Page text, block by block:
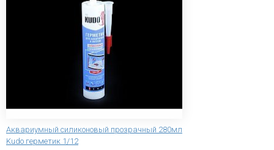
Аквариумный силиконовый прозрачный 280мл
Kudo герметик 1/12